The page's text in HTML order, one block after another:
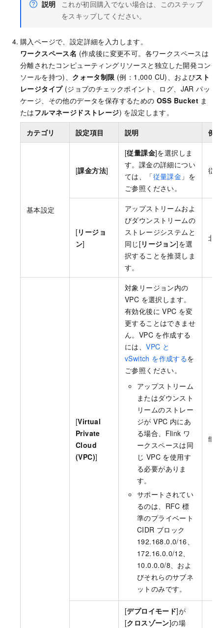
説明
これが初回購入でない場合は、このステップ
をスキップしてください。
購入ページで、設定詳細を入力します。
ワークスペース名 (作成後に変更不可。各ワークスペースは
分離されたコンピューティングリソースと独立した開発コン
ソールを持つ)、 クォータ制限 (例：1,000 CU)、およびスト
レージタイプ(ジョブのチェックポイント、ログ、JAR パッ
ケージ、その他のデータを保存するための OSS Bucket ま
たはフルマネージドストレージ) を設定します。
カテゴリ 設定項目 説明 例
基本設定
[課金方法]
[従量課金]を選択しま
す。課金の詳細につい
ては、「従量課金 」を
ご参照ください。
従
[リージョ
ン]
アップストリームおよ
びダウンストリームの
ストレージシステムと
同じ[リージョン]を選
択することを推奨しま
す。
北
[Virtual
Private
Cloud
(VPC)]
対象リージョン内の
VPC を選択します。
有効化後に VPC を変
更することはできませ
ん。VPC を作成する
には、VPC と
vSwitch を作成するを
ご参照ください。
アップストリーム
またはダウンスト
リームのストレー
ジが VPC 内にあ
る場合、Flink ワ
ークスペースは同
じ VPC を使用す
る必要がありま
す。
サポートされてい
るのは、RFC 標
準のプライベート
CIDR ブロック
192.168.0.0/16、
172.16.0.0/12、
10.0.0.0/8、およ
びそれらのサブネ
ットのみです。
[デプロイモード]が
[クロスゾーン]の場